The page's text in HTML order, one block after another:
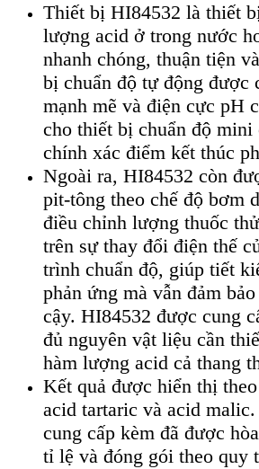
Thiết bị HI84532 là thiết
lượng acid ở trong nước
nhanh chóng, thuận tiện
bị chuẩn độ tự động được
mạnh mẽ và điện cực pH
cho thiết bị chuẩn độ mini
chính xác điểm kết thúc
Ngoài ra, HI84532 còn
pit-tông theo chế độ bơm
điều chỉnh lượng thuốc
trên sự thay đổi điện thế
trình chuẩn độ, giúp tiết
phản ứng mà vẫn đảm
cậy. HI84532 được cung
đủ nguyên vật liệu cần
hàm lượng acid cả thang
Kết quả được hiển thị
acid tartaric và acid
cung cấp kèm đã được
tỉ lệ và đóng gói theo quy